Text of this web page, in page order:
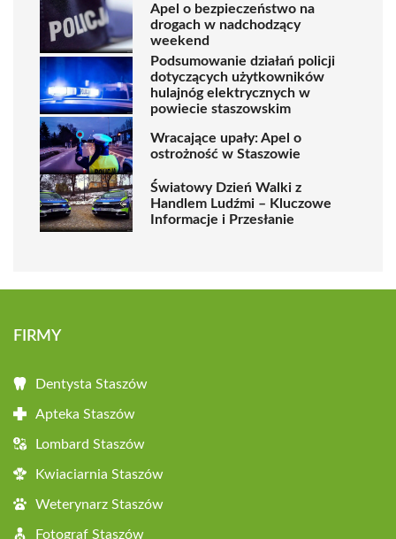
Apel o bezpieczeństwo na
drogach w nadchodzący
weekend
Podsumowanie działań policji
dotyczących użytkowników
hulajnóg elektrycznych w
powiecie staszowskim
Wracające upały: Apel o
ostrożność w Staszowie
Światowy Dzień Walki z
Handlem Ludźmi – Kluczowe
Informacje i Przesłanie
FIRMY
Dentysta Staszów
Apteka Staszów
Lombard Staszów
Kwiaciarnia Staszów
Weterynarz Staszów
Fotograf Staszów